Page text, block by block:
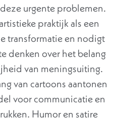
urgente problemen.
praktijk als een
transformatie en nodigt
denken over het belang
van meningsuiting.
van cartoons aantonen
voor communicatie en
Humor en satire